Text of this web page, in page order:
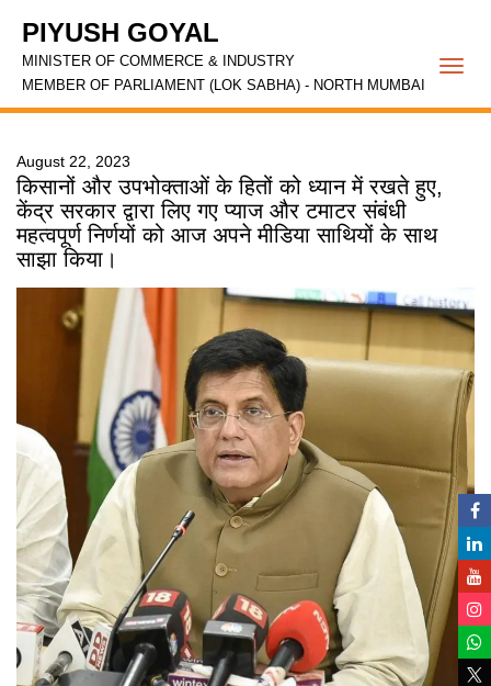
PIYUSH GOYAL
MINISTER OF COMMERCE & INDUSTRY
MEMBER OF PARLIAMENT (LOK SABHA) - NORTH MUMBAI
August 22, 2023
किसानों और उपभोक्ताओं के हितों को ध्यान में रखते हुए,
केंद्र सरकार द्वारा लिए गए प्याज और टमाटर संबंधी
महत्वपूर्ण निर्णयों को आज अपने मीडिया साथियों के साथ
साझा किया।